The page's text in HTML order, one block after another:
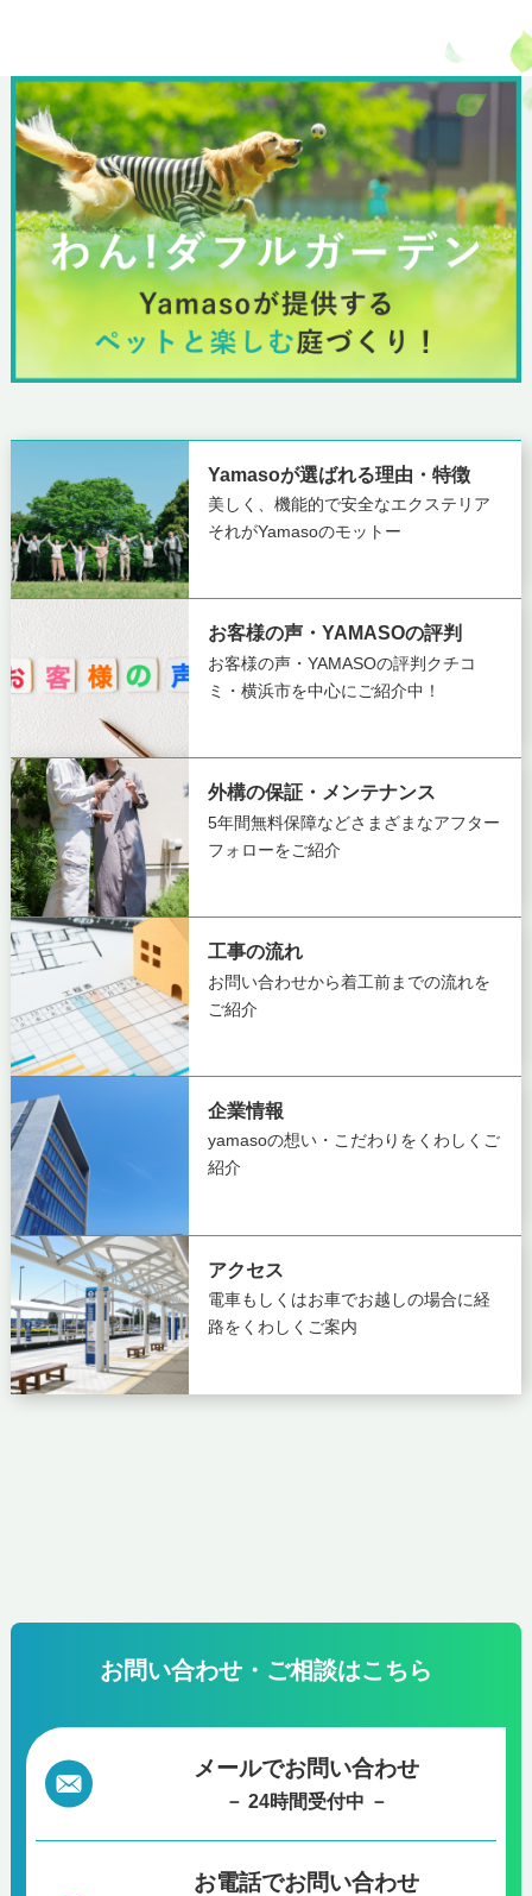
Yamasoが選ばれる理由・特徴
美しく、機能的で安全なエクステリア
それがYamasoのモットー
お客様の声・YAMASOの評判
お客様の声・YAMASOの評判 クチコ
ミ・横浜市を中心にご紹介中！
外構の保証・メンテナンス
5年間無料保障などさまざまなアフター
フォローをご紹介
工事の流れ
お問い合わせから着工前までの流れを
ご紹介
企業情報
yamasoの想い・こだわりを くわしくご
紹介
アクセス
電車もしくはお車でお越しの場合に経
路をくわしくご案内
お問い合わせ・ご相談はこちら
メールでお問い合わせ
－ 24時間受付中 －
お電話でお問い合わせ